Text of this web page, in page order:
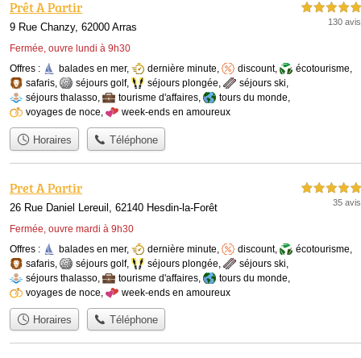
Prêt A Partir
9 Rue Chanzy, 62000 Arras
Fermée, ouvre lundi à 9h30
5,0 étoiles sur 5
130 avis
Offres : balades en mer, dernière minute, discount, écotourisme,
safaris, séjours golf, séjours plongée, séjours ski,
séjours thalasso, tourisme d'affaires, tours du monde,
voyages de noce, week-ends en amoureux
Horaires Téléphone
Pret A Partir
26 Rue Daniel Lereuil, 62140 Hesdin-la-Forêt
Fermée, ouvre mardi à 9h30
5,0 étoiles sur 5
35 avis
Offres : balades en mer, dernière minute discount, écotourisme
safaris
séjours golf, séjours plongée séjours ski
séjours thalasso
tourisme d'affaires tours du monde
voyages de noce
week-ends en amoureux
Horaires Téléphone